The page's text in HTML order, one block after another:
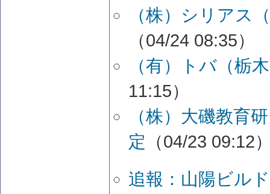
（株）シリアス
（04/24 08:35）
（有）トバ（栃
11:15）
（株）大磯教育
定 （04/23 09:12
追報：山陽ビル